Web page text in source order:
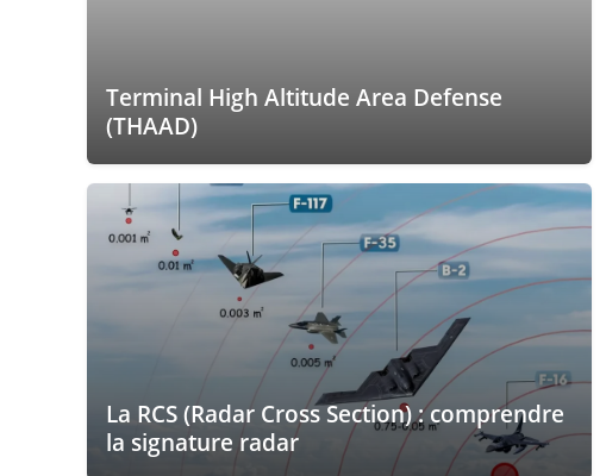
Terminal High Altitude Area Defense
(THAAD)
La RCS (Radar Cross Section) : comprendre
la signature radar